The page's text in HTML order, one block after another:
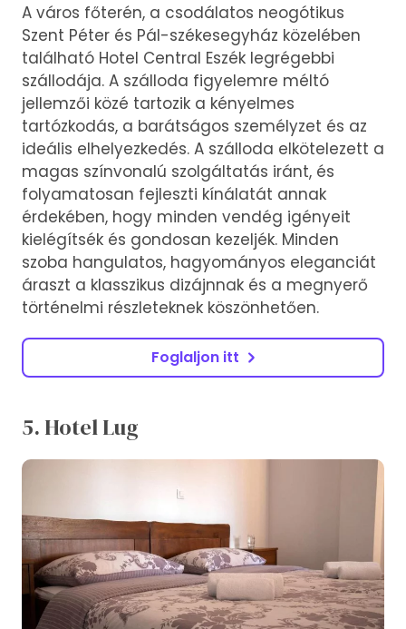
A város főterén, a csodálatos neogótikus
Szent Péter és Pál-székesegyház közelében
található Hotel Central Eszék legrégebbi
szállodája. A szálloda figyelemre méltó
jellemzői közé tartozik a kényelmes
tartózkodás, a barátságos személyzet és az
ideális elhelyezkedés. A szálloda elkötelezett a
magas színvonalú szolgáltatás iránt, és
folyamatosan fejleszti kínálatát annak
érdekében, hogy minden vendég igényeit
kielégítsék és gondosan kezeljék. Minden
szoba hangulatos, hagyományos eleganciát
áraszt a klasszikus dizájnnak és a megnyerő
történelmi részleteknek köszönhetően.
Foglaljon itt
5. Hotel Lug